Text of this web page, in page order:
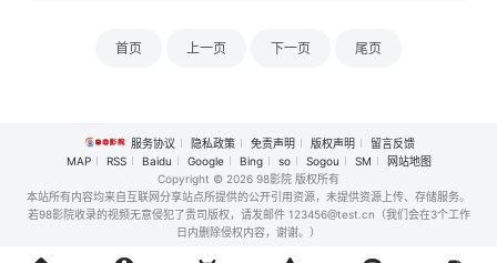
首页 上一页 下一页 尾页
服务协议 隐私政策 免责声明 版权声明
留言反馈
MAP
RSS Baidu Google Bing so Sogou SM
网站地图
Copyright © 2026 98影院 版权所有
本站所有内容均来自互联网分享站点所提供的公开引用资源，未提供资源上传、存储服务。
若98影院收录的视频无意侵犯了贵司版权，请发邮件 123456@test.cn（我们会在3个工作
日内删除侵权内容，谢谢。）